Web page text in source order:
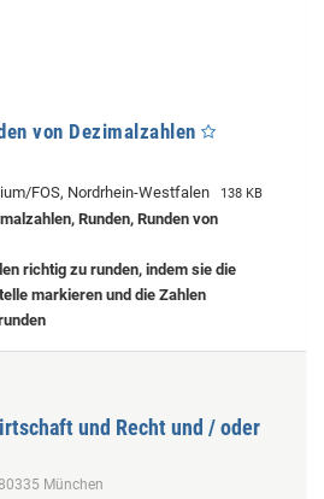
von Dezimalzahlen
FOS, Nordrhein-Westfalen 138 KB
Runden, Runden von
richtig zu runden, indem sie die
markieren und die Zahlen
und Recht und / oder
München